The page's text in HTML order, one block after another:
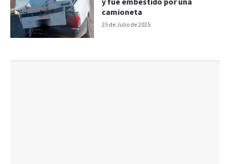
25 de Julio de 2025
y fue embestido por una
camioneta